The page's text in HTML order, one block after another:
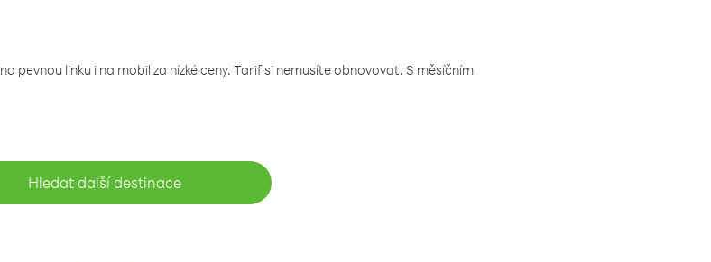
linku i na mobil za nízké ceny. Tarif si nemusíte obnovovat. S měsíčním
Hledat další destinace